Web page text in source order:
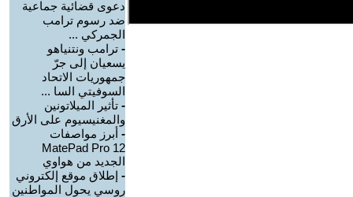
دعوى قضائية جماعية
ضد رسوم ترامب
الجمركي ...
- ترامب ونتنياهو
يسعيان إلى جرّ
جمهوريات الاتحاد
السوفيتي السا ...
- تأثير الميلاتونين
والمغنيسيوم على الأرق
- أبرز مواصفات
MatePad Pro 12
الجديد من هواوي
- إطلاق موقع إلكتروني
روسي يحول المواطنين